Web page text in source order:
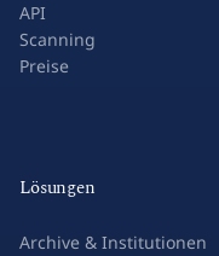
API
Scanning
Preise
Lösungen
Archive & Institutionen